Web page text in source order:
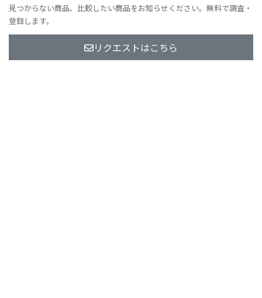
見つからない商品、比較したい商品をお知らせください。無料で調査・
登録します。
リクエストはこちら